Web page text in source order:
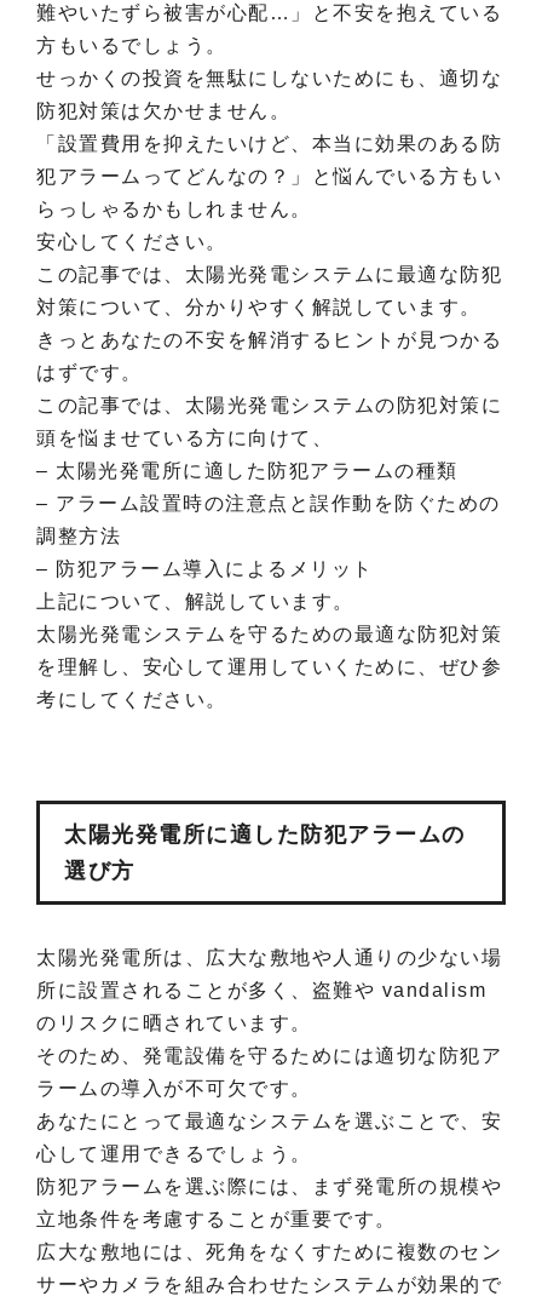
難やいたずら被害が心配…」と不安を抱えている
方もいるでしょう。
せっかくの投資を無駄にしないためにも、適切な
防犯対策は欠かせません。
「設置費用を抑えたいけど、本当に効果のある防
犯アラームってどんなの？」と悩んでいる方もい
らっしゃるかもしれません。
安心してください。
この記事では、太陽光発電システムに最適な防犯
対策について、分かりやすく解説しています。
きっとあなたの不安を解消するヒントが見つかる
はずです。
この記事では、太陽光発電システムの防犯対策に
頭を悩ませている方に向けて、
– 太陽光発電所に適した防犯アラームの種類
– アラーム設置時の注意点と誤作動を防ぐための
調整方法
– 防犯アラーム導入によるメリット
上記について、解説しています。
太陽光発電システムを守るための最適な防犯対策
を理解し、安心して運用していくために、ぜひ参
考にしてください。
太陽光発電所に適した防犯アラームの
選び方
太陽光発電所は、広大な敷地や人通りの少ない場
所に設置されることが多く、盗難や vandalism
のリスクに晒されています。
そのため、発電設備を守るためには適切な防犯ア
ラームの導入が不可欠です。
あなたにとって最適なシステムを選ぶことで、安
心して運用できるでしょう。
防犯アラームを選ぶ際には、まず発電所の規模や
立地条件を考慮することが重要です。
広大な敷地には、死角をなくすために複数のセン
サーやカメラを組み合わせたシステムが効果的で